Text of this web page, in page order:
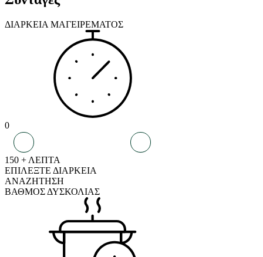
ΔΙΑΡΚΕΙΑ ΜΑΓΕΙΡΕΜΑΤΟΣ
0
150 + ΛΕΠΤΑ
ΕΠΙΛΕΞΤΕ ΔΙΑΡΚΕΙΑ
ΑΝΑΖΗΤΗΣΗ
ΒΑΘΜΟΣ ΔΥΣΚΟΛΙΑΣ